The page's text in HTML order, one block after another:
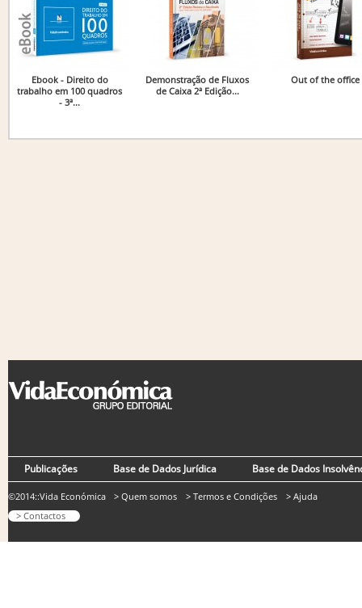
Ebook - Direito do
trabalho em 100 quadros
- 3ª...
Demonstração de Fluxos
de Caixa 2ª Edição...
Out of the office
Publicações Base de Dados Jurídica Base de Dados
©2014::Vida Económica
> Contactos
> Quem somos > Termos e Condições > Ajuda